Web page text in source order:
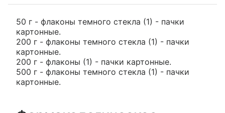
50 г - флаконы темного стекла (1) - пачки
картонные.
200 г - флаконы темного стекла (1) - пачки
картонные.
200 г - флаконы (1) - пачки картонные.
500 г - флаконы темного стекла (1) - пачки
картонные.